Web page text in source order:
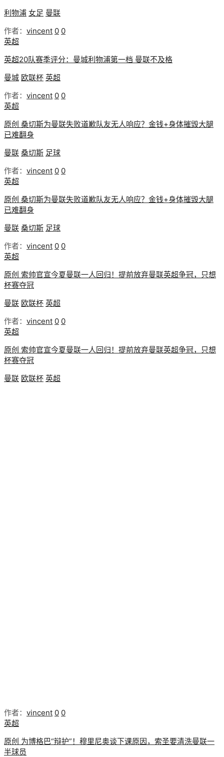
利物浦 女足 曼联
作者： vincent 0 0
英超
英超20队赛季评分：曼城利物浦第一档 曼联不及格
曼城 欧联杯 英超
作者： vincent 0 0
英超
原创 桑切斯为曼联失败道歉队友无人响应？金钱+身体摧毁大腿
已难翻身
曼联 桑切斯 足球
作者： vincent 0 0
英超
原创 桑切斯为曼联失败道歉队友无人响应？金钱+身体摧毁大腿
已难翻身
曼联 桑切斯 足球
作者： vincent 0 0
英超
原创 索帅官宣今夏曼联一人回归！提前放弃曼联英超争冠，只想
杯赛夺冠
曼联 欧联杯 英超
作者： vincent 0 0
英超
原创 索帅官宣今夏曼联一人回归！提前放弃曼联英超争冠，只想
杯赛夺冠
曼联 欧联杯 英超
作者： vincent 0 0
英超
原创 为博格巴“辩护”！穆里尼奥谈下课原因，索圣要清洗曼联一
半球员